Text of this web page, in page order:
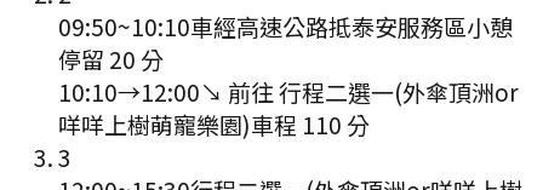
09:50~10:10車經高速公路抵泰安服務區小憩
停留 20 分
10:10→12:00↘ 前往行程二選一(外傘頂洲or
咩咩上樹萌寵樂園)車程 110 分
3